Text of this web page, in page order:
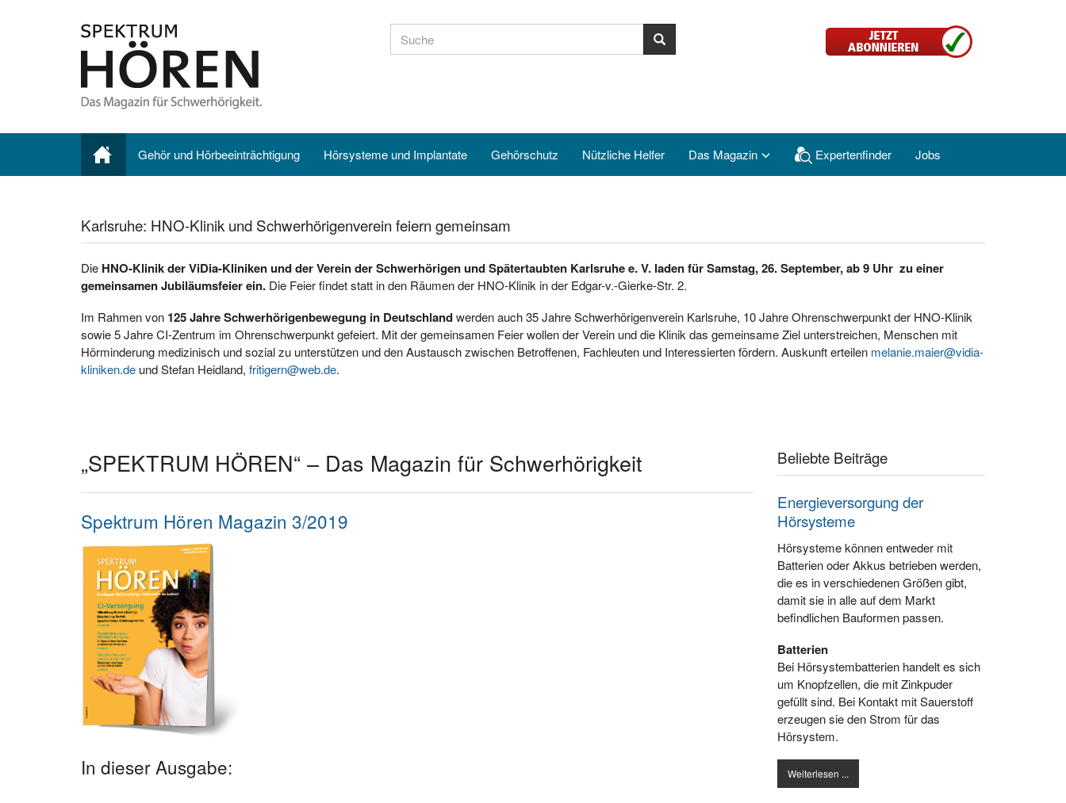
Gehör und Hörbeeinträchtigung Hörsysteme und Implantate Gehörschutz Nützliche Helfer Das Magazin Expertenfinder Jobs
Karlsruhe: HNO-Klinik und Schwerhörigenverein feiern gemeinsam
Die HNO-Klinik der ViDia-Kliniken und der Verein der Schwerhörigen und Spätertaubten Karlsruhe e. V. laden für Samstag, 26. September, ab 9 Uhr zu einer
gemeinsamen Jubiläumsfeier ein. Die Feier findet statt in den Räumen der HNO-Klinik in der Edgar-v.-Gierke-Str. 2.
Im Rahmen von 125 Jahre Schwerhörigenbewegung in Deutschlandwerden auch 35 Jahre Schwerhörigenverein Karlsruhe, 10 Jahre Ohrenschwerpunkt der HNO-Klinik
sowie 5 Jahre CI-Zentrum im Ohrenschwerpunkt gefeiert. Mit der gemeinsamen Feier wollen der Verein und die Klinik das gemeinsame Ziel unterstreichen, Menschen mit
Hörminderung medizinisch und sozial zu unterstützen und den Austausch zwischen Betroffenen, Fachleuten und Interessierten fördern. Auskunft erteilen melanie.maier@vidia-
kliniken.de und Stefan Heidland, fritigern@web.de.
„SPEKTRUM HÖREN“ – Das Magazin für Schwerhörigkeit
Spektrum Hören Magazin 3/2019
In dieser Ausgabe:
Beliebte Beiträge
Energieversorgung der
Hörsysteme
Hörsysteme können entweder mit
Batterien oder Akkus betrieben werden,
die es in verschiedenen Größen gibt,
damit sie in alle auf dem Markt
befindlichen Bauformen passen.
Batterien
Bei Hörsystembatterien handelt es sich
um Knopfzellen, die mit Zinkpuder
gefüllt sind. Bei Kontakt mit Sauerstoff
erzeugen sie den Strom für das
Hörsystem.
Weiterlesen ...